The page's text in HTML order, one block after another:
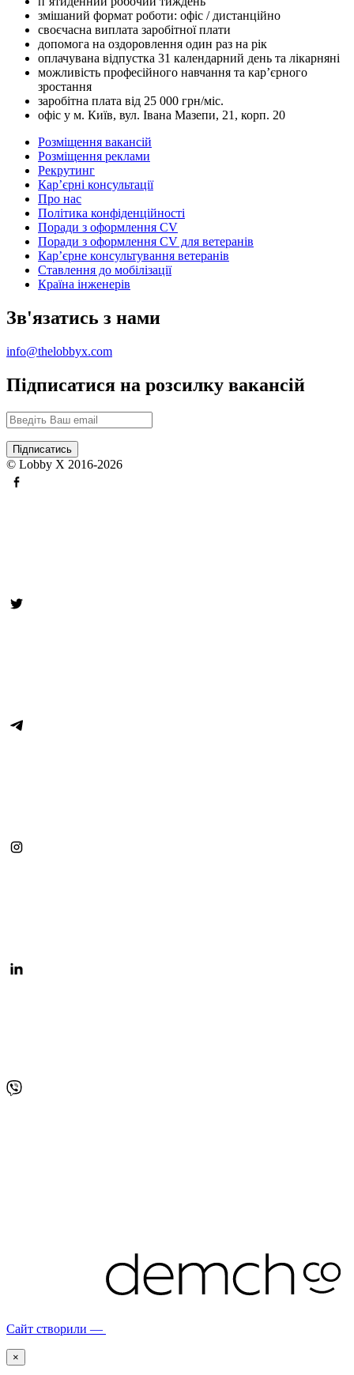
змішаний формат роботи: офіс / дистанційно
своєчасна виплата заробітної плати
допомога на оздоровлення один раз на рік
оплачувана відпустка 31 календарний день та лікарняні
можливість професійного навчання та кар’єрного
зростання
заробітна плата від 25 000 грн/міс.
офіс у м. Київ, вул. Івана Мазепи, 21, корп. 20
Розміщення вакансій
Розміщення реклами
Рекрутинг
Карʼєрні консультації
Про нас
Політика конфіденційності
Поради з оформлення CV
Поради з оформлення CV для ветеранів
Карʼєрне консультування ветеранів
Ставлення до мобілізації
Країна інженерів
Зв'язатись з нами
info@thelobbyx.com
Підписатися на розсилку вакансій
© Lobby X 2016-2026
Сайт створили —
×